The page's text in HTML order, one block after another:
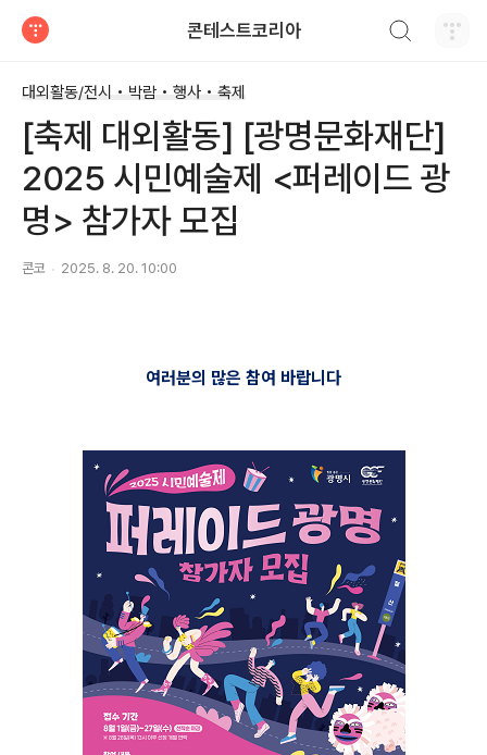
콘테스트코리아
대외활동/전시 • 박람 • 행사 • 축제
[축제 대외활동] [광명문화재단]
2025 시민예술제 <퍼레이드 광
명> 참가자 모집
콘코 2025. 8. 20. 10:00
여러분의 많은 참여 바랍니다